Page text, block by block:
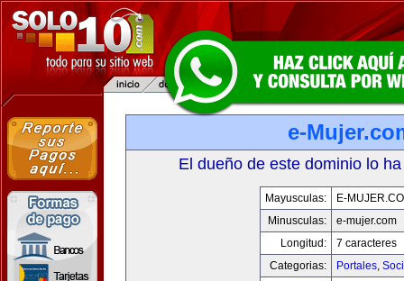
e-
El dueño de este dominio lo
Mayusculas:
E-
Minusculas:
e-mujer.com
Longitud:
7 caracteres
Categorias:
Portales,